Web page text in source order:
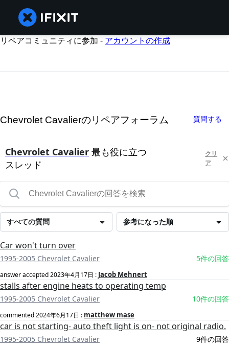
リペアコミュニティに参加 - アカウントの作成
Chevrolet Cavalierのリペアフォーラム 質問する
Chevrolet Cavalier 最も役に立つ
スレッド
クリ
ア
参考になった順
すべての質問
Car won't turn over
1995-2005 Chevrolet Cavalier 5件の回答
answer accepted2023年4月17日 : Jacob Mehnert
stalls after engine heats to operating temp
1995-2005 Chevrolet Cavalier 10件の回答
commented2024年6月17日 : matthew mase
car is not starting- auto theft light is on- not original radio.
1995-2005 Chevrolet Cavalier 9件の回答